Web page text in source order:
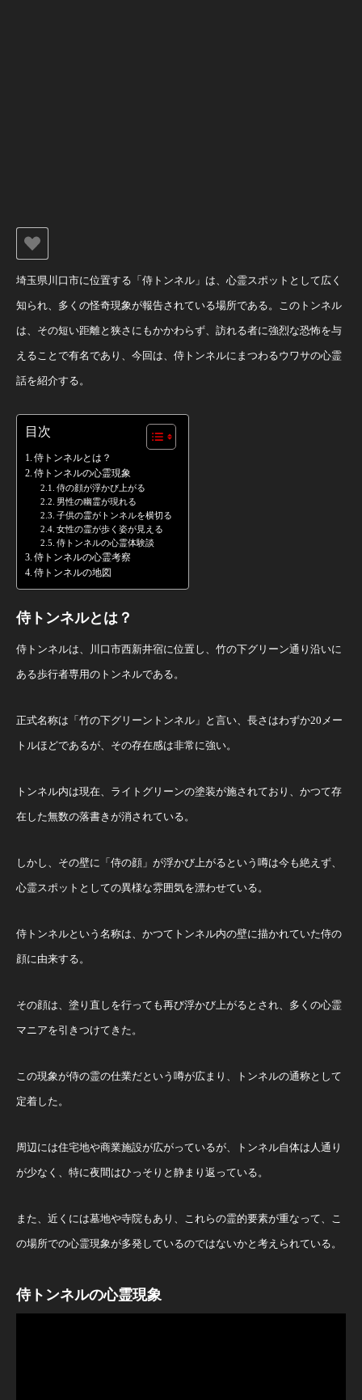
埼玉県川口市に位置する「侍トンネル」は、心霊スポットとして広く
知られ、多くの怪奇現象が報告されている場所である。このトンネル
は、その短い距離と狭さにもかかわらず、訪れる者に強烈な恐怖を与
えることで有名であり、今回は、侍トンネルにまつわるウワサの心霊
話を紹介する。
目次
侍トンネルとは？
侍トンネルの心霊現象
侍の顔が浮かび上がる
男性の幽霊が現れる
子供の霊がトンネルを横切る
女性の霊が歩く姿が見える
侍トンネルの心霊体験談
侍トンネルの心霊考察
侍トンネルの地図
侍トンネルとは？
侍トンネルは、川口市西新井宿に位置し、竹の下グリーン通り沿いに
ある歩行者専用のトンネルである。
正式名称は「竹の下グリーントンネル」と言い、長さはわずか20メー
トルほどであるが、その存在感は非常に強い。
トンネル内は現在、ライトグリーンの塗装が施されており、かつて存
在した無数の落書きが消されている。
しかし、その壁に「侍の顔」が浮かび上がるという噂は今も絶えず、
心霊スポットとしての異様な雰囲気を漂わせている。
侍トンネルという名称は、かつてトンネル内の壁に描かれていた侍の
顔に由来する。
その顔は、塗り直しを行っても再び浮かび上がるとされ、多くの心霊
マニアを引きつけてきた。
この現象が侍の霊の仕業だという噂が広まり、トンネルの通称として
定着した。
周辺には住宅地や商業施設が広がっているが、トンネル自体は人通り
が少なく、特に夜間はひっそりと静まり返っている。
また、近くには墓地や寺院もあり、これらの霊的要素が重なって、こ
の場所での心霊現象が多発しているのではないかと考えられている。
侍トンネルの心霊現象